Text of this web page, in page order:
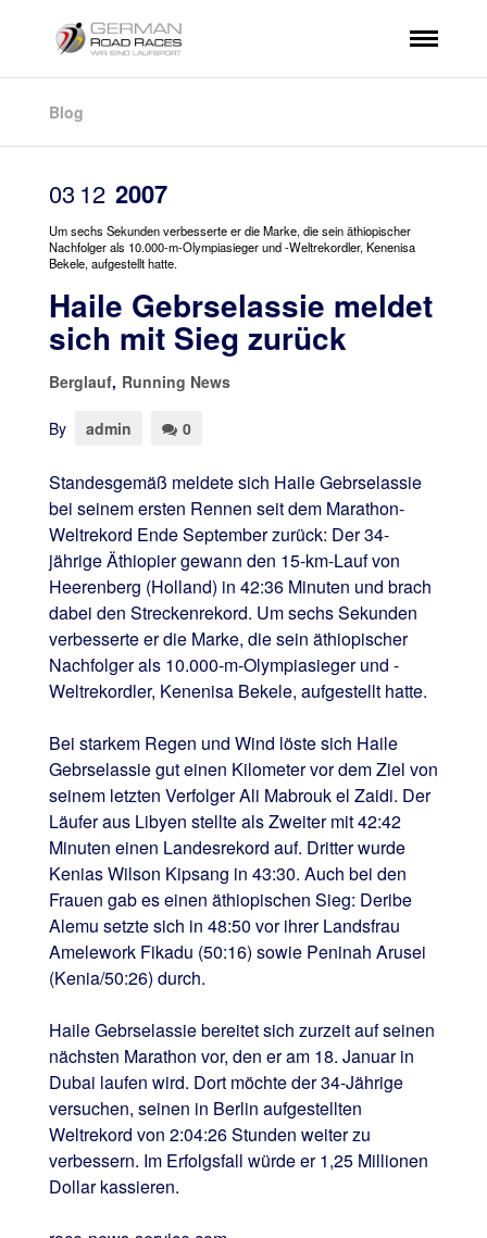
Blog
03 12 2007
Um sechs Sekunden verbesserte er die Marke, die sein äthiopischer
Nachfolger als 10.000-m-Olympiasieger und -Weltrekordler, Kenenisa
Bekele, aufgestellt hatte.
Haile Gebrselassie meldet
sich mit Sieg zurück
Berglauf, Running News
By admin 0
Standesgemäß meldete sich Haile Gebrselassie
bei seinem ersten Rennen seit dem Marathon-
Weltrekord Ende September zurück: Der 34-
jährige Äthiopier gewann den 15-km-Lauf von
Heerenberg (Holland) in 42:36 Minuten und brach
dabei den Streckenrekord. Um sechs Sekunden
verbesserte er die Marke, die sein äthiopischer
Nachfolger als 10.000-m-Olympiasieger und -
Weltrekordler, Kenenisa Bekele, aufgestellt hatte.
Bei starkem Regen und Wind löste sich Haile
Gebrselassie gut einen Kilometer vor dem Ziel von
seinem letzten Verfolger Ali Mabrouk el Zaidi. Der
Läufer aus Libyen stellte als Zweiter mit 42:42
Minuten einen Landesrekord auf. Dritter wurde
Kenias Wilson Kipsang in 43:30. Auch bei den
Frauen gab es einen äthiopischen Sieg: Deribe
Alemu setzte sich in 48:50 vor ihrer Landsfrau
Amelework Fikadu (50:16) sowie Peninah Arusei
(Kenia/50:26) durch.
Haile Gebrselassie bereitet sich zurzeit auf seinen
nächsten Marathon vor, den er am 18. Januar in
Dubai laufen wird. Dort möchte der 34-Jährige
versuchen, seinen in Berlin aufgestellten
Weltrekord von 2:04:26 Stunden weiter zu
verbessern. Im Erfolgsfall würde er 1,25 Millionen
Dollar kassieren.